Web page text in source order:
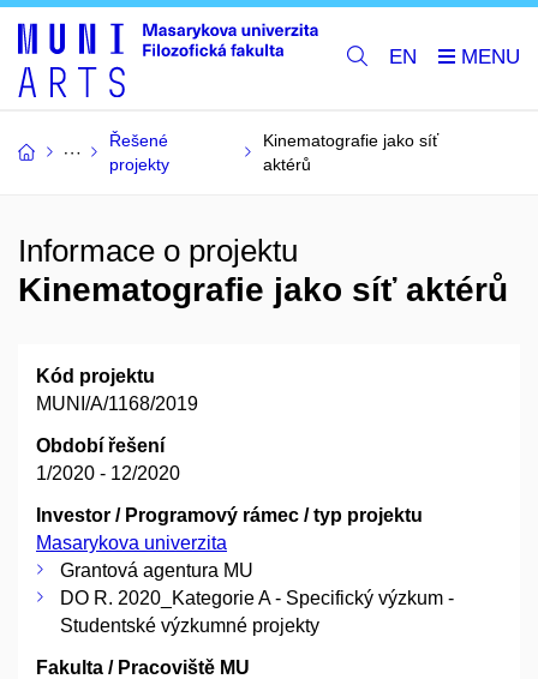
EN
Řešené
projekty
Kinematografie jako síť
aktérů
Informace o projektu
Kinematografie jako síť aktérů
Kód projektu
MUNI/A/1168/2019
Období řešení
1/2020 - 12/2020
Investor / Programový rámec / typ projektu
Masarykova univerzita
Grantová agentura MU
DO R. 2020_Kategorie A - Specifický výzkum -
Studentské výzkumné projekty
Fakulta / Pracoviště MU